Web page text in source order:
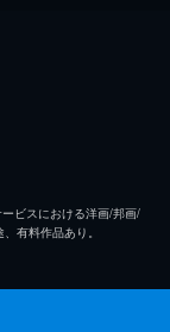
ビスにおける洋画/邦画/
有料作品あり。